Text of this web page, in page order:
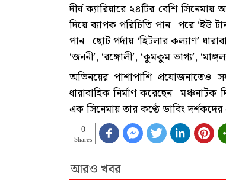
দীর্ঘ ক্যারিয়ারে ২৪টির বেশি
দিয়ে ব্যাপক পরিচিতি পান। পরে ‘ইউ
পান। ছোট পর্দায় ‘হিটলার কল্যাণ’
‘জননী’, ‘রঙ্গোলী’, ‘কুমকুম ভাগ্য’,
অভিনয়ের পাশাপাশি প্রযোজনাতেও
ধারাবাহিক নির্মাণ করেছেন।
এক সিনেমায় তার কণ্ঠে ডাবিং দর্শকদের
0
Shares
আরও খবর